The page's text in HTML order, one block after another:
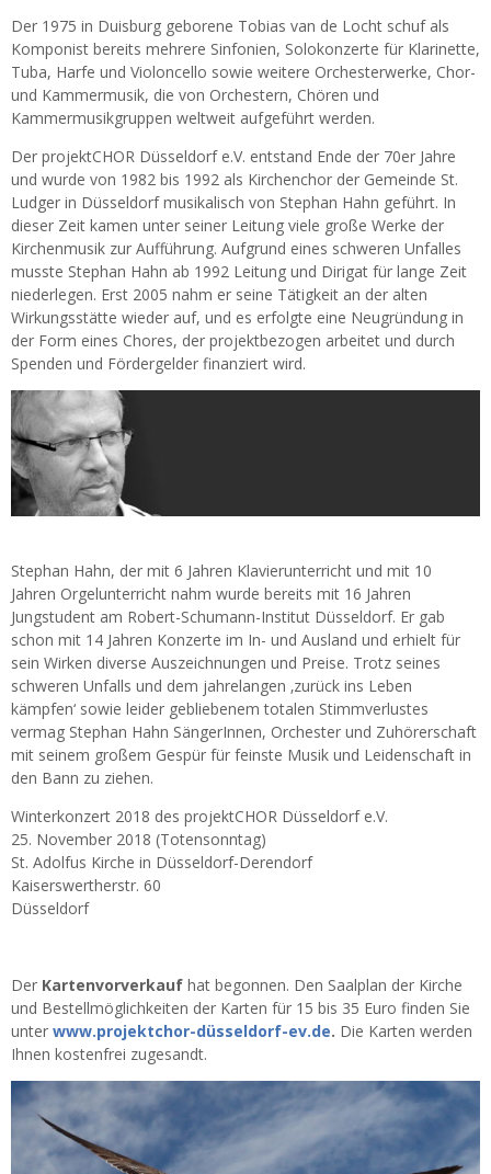
Der 1975 in Duisburg geborene Tobias van de Locht schuf als
Komponist bereits mehrere Sinfonien, Solokonzerte für Klarinette,
Tuba, Harfe und Violoncello sowie weitere Orchesterwerke, Chor-
und Kammermusik, die von Orchestern, Chören und
Kammermusikgruppen weltweit aufgeführt werden.
Der projektCHOR Düsseldorf e.V. entstand Ende der 70er Jahre
und wurde von 1982 bis 1992 als Kirchenchor der Gemeinde St.
Ludger in Düsseldorf musikalisch von Stephan Hahn geführt. In
dieser Zeit kamen unter seiner Leitung viele große Werke der
Kirchenmusik zur Aufführung. Aufgrund eines schweren Unfalles
musste Stephan Hahn ab 1992 Leitung und Dirigat für lange Zeit
niederlegen. Erst 2005 nahm er seine Tätigkeit an der alten
Wirkungsstätte wieder auf, und es erfolgte eine Neugründung in
der Form eines Chores, der projektbezogen arbeitet und durch
Spenden und Fördergelder finanziert wird.
Stephan Hahn, der mit 6 Jahren Klavierunterricht und mit 10
Jahren Orgelunterricht nahm wurde bereits mit 16 Jahren
Jungstudent am Robert-Schumann-Institut Düsseldorf. Er gab
schon mit 14 Jahren Konzerte im In- und Ausland und erhielt für
sein Wirken diverse Auszeichnungen und Preise. Trotz seines
schweren Unfalls und dem jahrelangen ‚zurück ins Leben
kämpfen‘ sowie leider gebliebenem totalen Stimmverlustes
vermag Stephan Hahn SängerInnen, Orchester und Zuhörerschaft
mit seinem großem Gespür für feinste Musik und Leidenschaft in
den Bann zu ziehen.
Winterkonzert 2018 des projektCHOR Düsseldorf e.V.
25. November 2018 (Totensonntag)
St. Adolfus Kirche in Düsseldorf-Derendorf
Kaiserswertherstr. 60
Düsseldorf
Der Kartenvorverkauf hat begonnen. Den Saalplan der Kirche
und Bestellmöglichkeiten der Karten für 15 bis 35 Euro finden Sie
unter www.projektchor-düsseldorf-ev.de. Die Karten werden
Ihnen kostenfrei zugesandt.